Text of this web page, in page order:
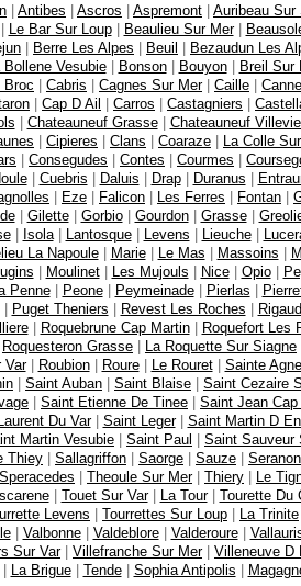
| Antibes | Ascros | Aspremont | Auribeau Sur
| Le Bar Sur Loup| Beaulieu Sur Mer|
| Berre Les Alpes | Beuil | Bezaudun Les
Bollene Vesubie| Bonson| Bouyon| Breil Sur
Broc | Cabris | Cagnes Sur Mer| Caille |
| Cap D Ail | Carros | Castagniers |
| Chateauneuf Grasse| Chateauneuf
| Cipieres | Clans | Coaraze | La Colle
| Consegudes | Contes | Courmes |
| Cuebris | Daluis | Drap| Duranus |
| Eze | Falicon | Les Ferres | Fontan |
| Gilette| Gorbio| Gourdon| Grasse|
| Isola| Lantosque| Levens | Lieuche|
La Napoule| Marie| Le Mas | Massoins |
| Moulinet| Les Mujouls | Nice| Opio|
Penne| Peone| Peymeinade| Pierlas |
| Puget Theniers | Revest Les Roches | Rigaud
| Roquebrune Cap Martin| Roquefort Les
Roquesteron Grasse | La Roquette Sur Siagne
Var| Roubion| Roure| Le Rouret| Sainte
| Saint Auban | Saint Blaise | Saint Cezaire
| Saint Etienne De Tinee | Saint Jean Cap
Du Var| Saint Leger| Saint Martin D
Martin Vesubie | Saint Paul | Saint Sauveur
Thiey | Sallagriffon | Saorge | Sauze | Seranon
Speracedes | Theoule Sur Mer| Thiery | Le
| Touet Sur Var| La Tour| Tourette Du
Levens | Tourrettes Sur Loup | La Trinite
| Valbonne| Valdeblore| Valderoure|
Sur Var| Villefranche Sur Mer| Villeneuve D
La Brigue| Tende| Sophia Antipolis |